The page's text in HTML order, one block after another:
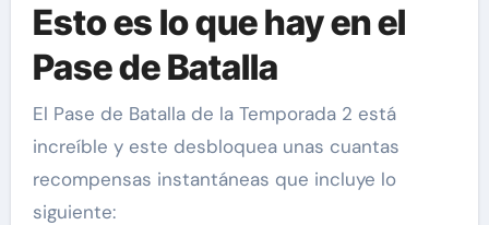
Esto es lo que hay en el
Pase de Batalla
El Pase de Batalla de la Temporada 2 está
increíble y este desbloquea unas cuantas
recompensas instantáneas que incluye lo
siguiente: